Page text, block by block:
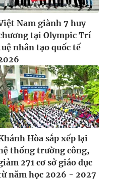
Nam giành 7 huy
tại Olympic Trí
nhân tạo quốc tế
Hòa sắp xếp lại
thống trường công,
271 cơ sở giáo dục
năm học 2026 - 2027